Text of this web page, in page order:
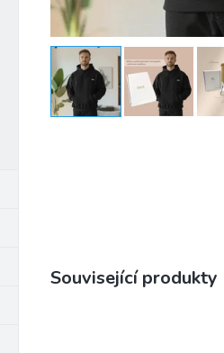
Související produkty